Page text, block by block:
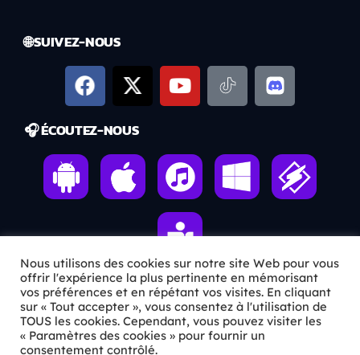
🌐 SUIVEZ-NOUS
🎧 ÉCOUTEZ-NOUS
ℹ️ INFOS PRATIQUES
✉️Contact
Nous utilisons des cookies sur notre site Web pour vous
offrir l'expérience la plus pertinente en mémorisant
vos préférences et en répétant vos visites. En cliquant
sur « Tout accepter », vous consentez à l'utilisation de
TOUS les cookies. Cependant, vous pouvez visiter les
« Paramètres des cookies » pour fournir un
consentement contrôlé.